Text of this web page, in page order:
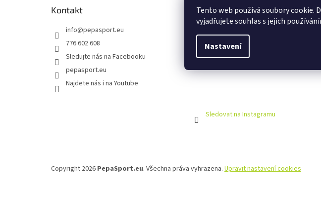
Tento web používá soubory
vyjadřujete souhlas s jejich
Nastavení
Kontakt
info@pepasport.eu
776 602 608
Sledujte nás na Facebooku
pepasport.eu
Najdete nás i na Youtube
Sledovat na Instagramu
Copyright 2026 PepaSport.eu. Všechna práva vyhrazena. Upravit nastavení cookies